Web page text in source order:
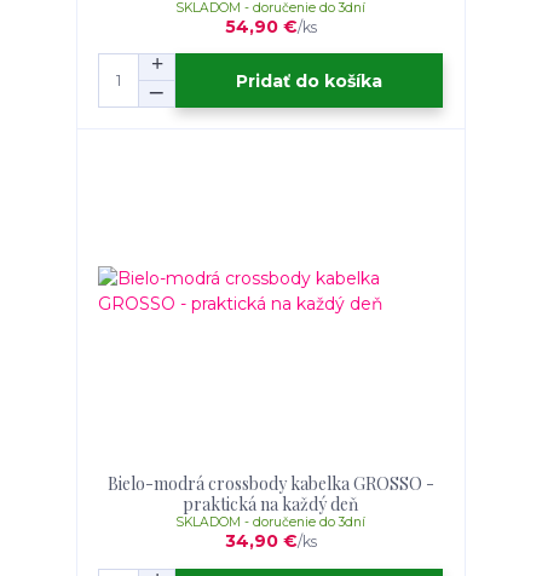
54,90 €/ks
SKLADOM - doručenie do 3dní
Pridať do košíka
Bielo-modrá crossbody kabelka GROSSO -
praktická na každý deň
34,90 €/ks
SKLADOM - doručenie do 3dní